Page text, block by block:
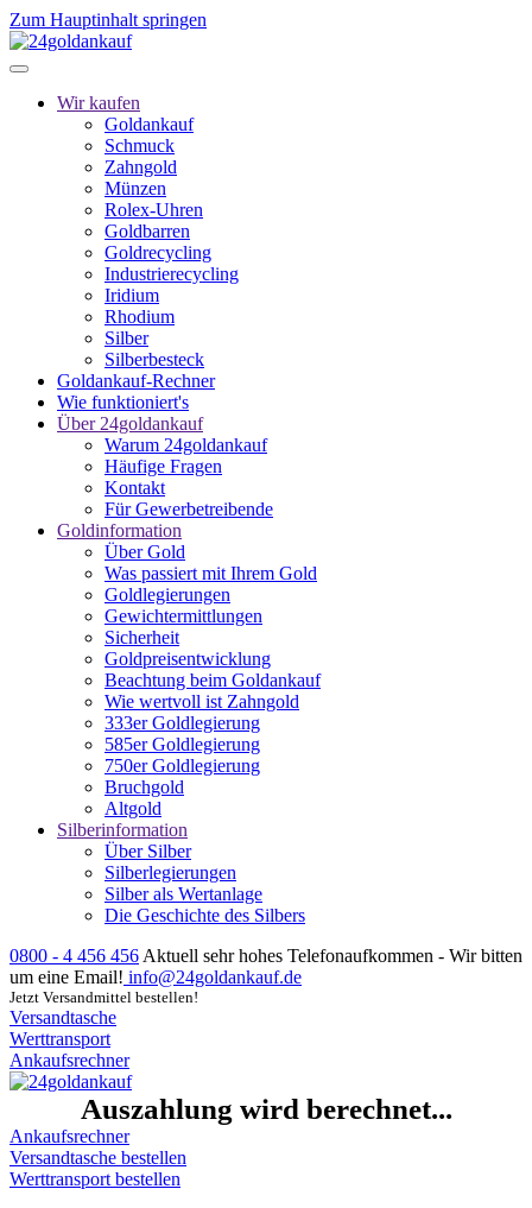
Zum Hauptinhalt springen
Wir kaufen
Goldankauf
Schmuck
Zahngold
Münzen
Rolex-Uhren
Goldbarren
Goldrecycling
Industrierecycling
Iridium
Rhodium
Silber
Silberbesteck
Goldankauf-Rechner
Wie funktioniert's
Über 24goldankauf
Warum 24goldankauf
Häufige Fragen
Kontakt
Für Gewerbetreibende
Goldinformation
Über Gold
Was passiert mit Ihrem Gold
Goldlegierungen
Gewichtermittlungen
Sicherheit
Goldpreisentwicklung
Beachtung beim Goldankauf
Wie wertvoll ist Zahngold
333er Goldlegierung
585er Goldlegierung
750er Goldlegierung
Bruchgold
Altgold
Silberinformation
Über Silber
Silberlegierungen
Silber als Wertanlage
Die Geschichte des Silbers
0800 - 4 456 456 Aktuell sehr hohes Telefonaufkommen - Wir bitten
um eine Email! info@24goldankauf.de
Jetzt Versandmittel bestellen!
Versandtasche
Werttransport
Ankaufsrechner
Auszahlung wird berechnet...
Ankaufsrechner
Versandtasche bestellen
Werttransport bestellen